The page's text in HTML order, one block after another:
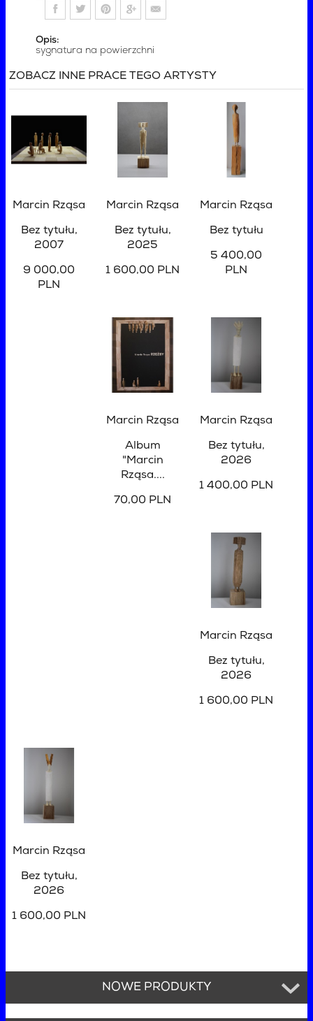
Opis:
sygnatura na powierzchni
ZOBACZ INNE PRACE TEGO ARTYSTY
Marcin Rząsa
Bez tytułu,
2007
9 000,00
PLN
Marcin Rząsa
Bez tytułu,
2025
1 600,00 PLN
Marcin Rząsa
Bez tytułu
5 400,00
PLN
Marcin Rząsa
Album
"Marcin
Rząsa....
70,00 PLN
Marcin Rząsa
Bez tytułu,
2026
1 400,00 PLN
Marcin Rząsa
Bez tytułu,
2026
1 600,00 PLN
Marcin Rząsa
Bez tytułu,
2026
1 600,00 PLN
NOWE PRODUKTY